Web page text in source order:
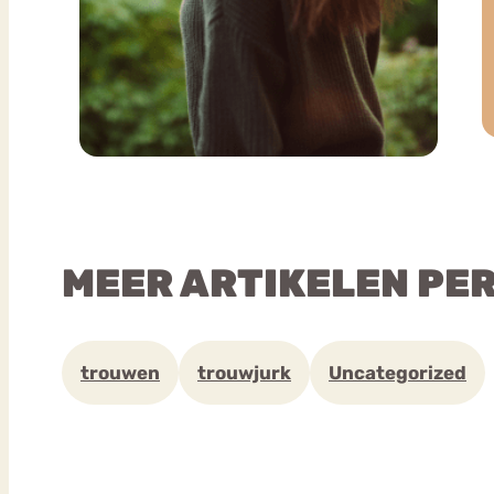
MEER ARTIKELEN
trouwen trouwjurk Uncategorized